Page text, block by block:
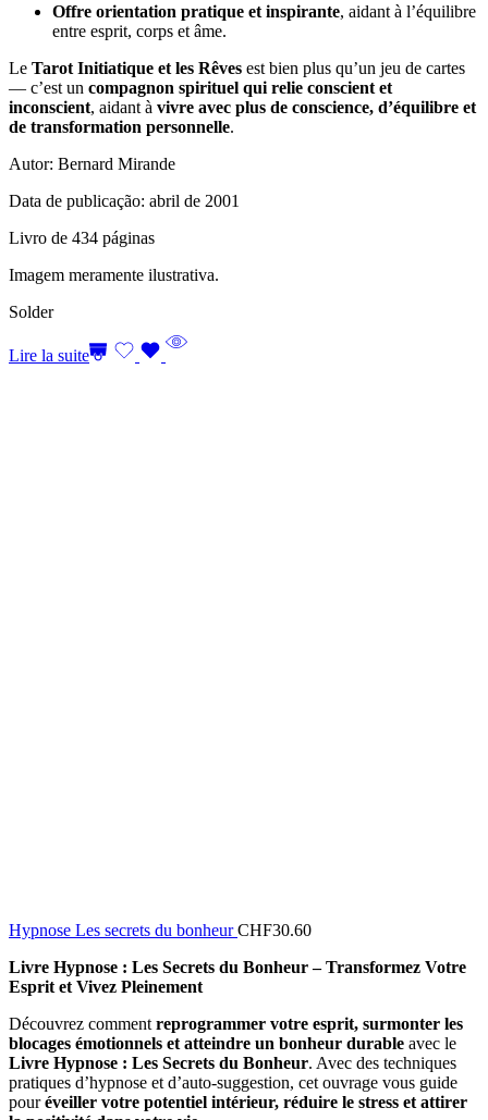
Offre orientation pratique et inspirante, aidant à l’équilibre
entre esprit, corps et âme.
Le Tarot Initiatique et les Rêves est bien plus qu’un jeu de cartes
— c’est un compagnon spirituel qui relie conscient et
inconscient, aidant à vivre avec plus de conscience, d’équilibre et
de transformation personnelle.
Autor: Bernard Mirande
Data de publicação: abril de 2001
Livro de 434 páginas
Imagem meramente ilustrativa.
Solder
Lire la suite
Hypnose Les secrets du bonheurCHF30.60
Livre Hypnose : Les Secrets du Bonheur – Transformez Votre
Esprit et Vivez Pleinement
Découvrez comment reprogrammer votre esprit, surmonter les
blocages émotionnels et atteindre un bonheur durable avec le
Livre Hypnose : Les Secrets du Bonheur. Avec des techniques
pratiques d’hypnose et d’auto-suggestion, cet ouvrage vous guide
pouréveiller votre potentiel intérieur, réduire le stress et attirer